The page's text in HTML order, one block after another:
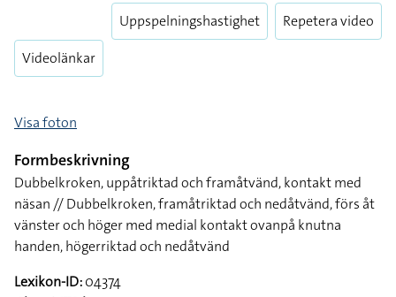
Videolänkar
Uppspelningshastighet Repetera video
Visa foton
Formbeskrivning
Dubbelkroken, uppåtriktad och framåtvänd, kontakt med
näsan // Dubbelkroken, framåtriktad och nedåtvänd, förs åt
vänster och höger med medial kontakt ovanpå knutna
handen, högerriktad och nedåtvänd
Lexikon-ID:04374